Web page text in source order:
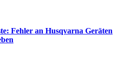
Fehler an Husqvarna Geräten